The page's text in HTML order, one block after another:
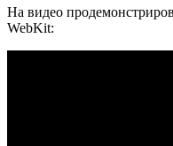
На видео
WebKit: